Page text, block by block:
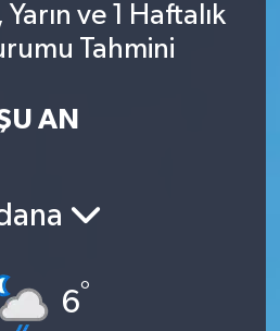
ve 1 Haftalık
Tahmini
AN
6°
ve Fikstür